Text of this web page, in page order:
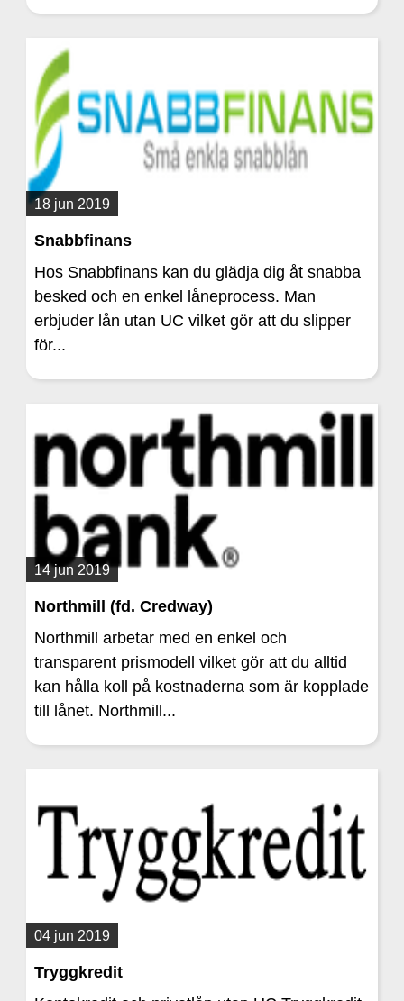
18 jun 2019
Snabbfinans
Hos Snabbfinans kan du glädja dig åt snabba
besked och en enkel låneprocess. Man
erbjuder lån utan UC vilket gör att du slipper
för...
14 jun 2019
Northmill (fd. Credway)
Northmill arbetar med en enkel och
transparent prismodell vilket gör att du alltid
kan hålla koll på kostnaderna som är kopplade
till lånet. Northmill...
04 jun 2019
Tryggkredit